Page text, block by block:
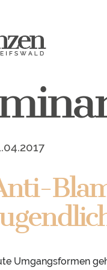
Umgangsformen